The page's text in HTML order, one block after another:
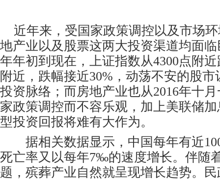
近年来，受国家政策调控以及市场
地产业以及股票这两大投资渠道均面
年年初到现在，上证指数从4300点附
附近，跌幅接近30%，动荡不安的股
投资脉络；而房地产业也从2016年十
家政策调控而不容乐观，加上美联储
型投资回报将难有大作为。
据相关数据显示，中国每年有近
死亡率又以每年7‰的速度增长。伴随
题，殡葬产业自然就呈现增长趋势。